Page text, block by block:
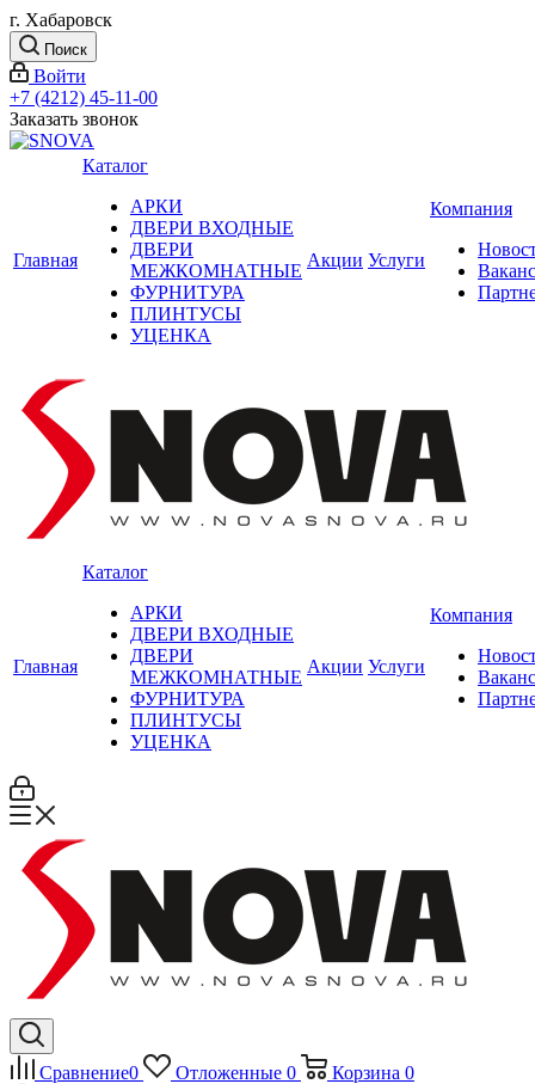
г. Хабаровск
Поиск
Войти
+7 (4212) 45-11-00
Заказать звонок
Главная
Каталог
АРКИ
ДВЕРИ ВХОДНЫЕ
ДВЕРИ
МЕЖКОМНАТНЫЕ
ФУРНИТУРА
ПЛИНТУСЫ
УЦЕНКА
Акции Услуги
Компания
Главная
Каталог
АРКИ
ДВЕРИ ВХОДНЫЕ
ДВЕРИ
МЕЖКОМНАТНЫЕ
ФУРНИТУРА
ПЛИНТУСЫ
УЦЕНКА
Акции Услуги
Компания
Сравнение0 Отложенные 0 Корзина 0